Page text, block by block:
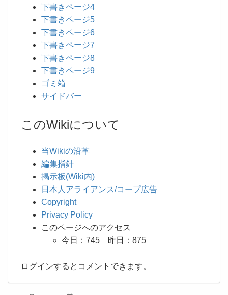
下書きページ4
下書きページ5
下書きページ6
下書きページ7
下書きページ8
下書きページ9
ゴミ箱
サイドバー
このWikiについて
当Wikiの沿革
編集指針
掲示板(Wiki内)
日本人アライアンス/コープ広告
Copyright
Privacy Policy
このページへのアクセス
今日：745 昨日：875
ログインするとコメントできます。